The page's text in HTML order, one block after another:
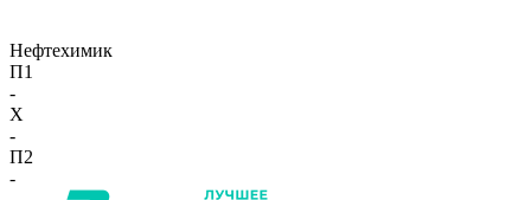
Нефтехимик
П1
-
X
-
П2
-